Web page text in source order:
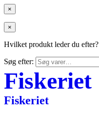
×
×
Hvilket produkt leder du efter?
Søg efter:
Fiskeriet
Fiskeriet